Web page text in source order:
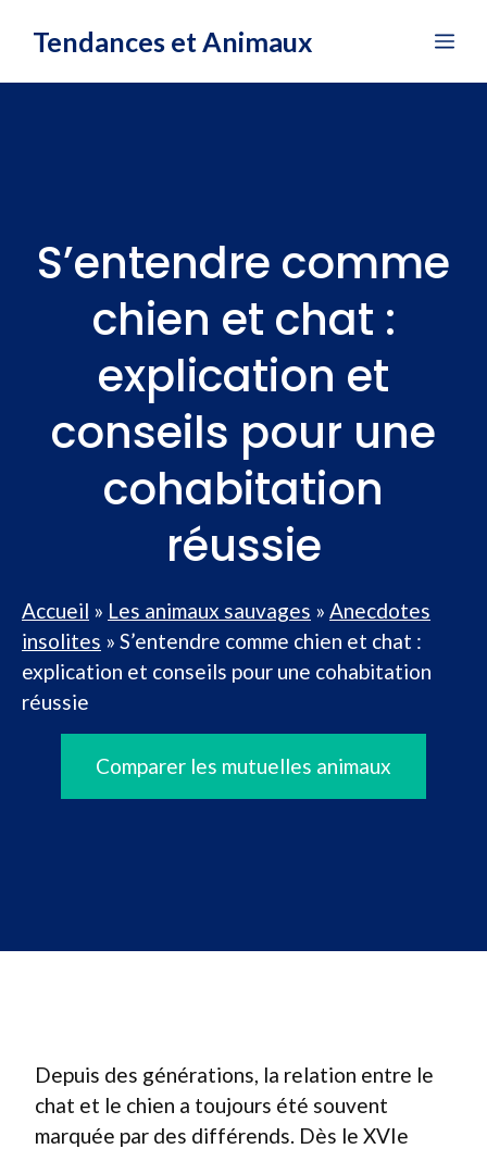
Tendances et Animaux
S’entendre comme
chien et chat :
explication et
conseils pour une
cohabitation
réussie
Accueil » Les animaux sauvages » Anecdotes
insolites » S’entendre comme chien et chat :
explication et conseils pour une cohabitation
réussie
Comparer les mutuelles animaux
Depuis des générations, la relation entre le
chat et le chien a toujours été souvent
marquée par des différends. Dès le XVIe